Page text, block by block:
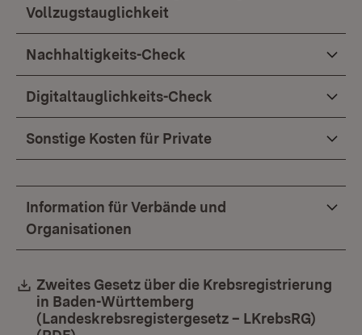
Vollzugstauglichkeit
Nachhaltigkeits-Check
Digitaltauglichkeits-Check
Sonstige Kosten für Private
Information für Verbände und
Organisationen
Download:
Zweites Gesetz über die Krebsregistrierung
in Baden-Württemberg
(Landeskrebsregistergesetz – LKrebsRG)